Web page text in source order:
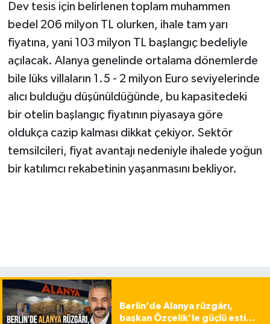
Dev tesis için belirlenen toplam muhammen
bedel 206 milyon TL olurken, ihale tam yarı
fiyatına, yani 103 milyon TL başlangıç bedeliyle
açılacak. Alanya genelinde ortalama dönemlerde
bile lüks villaların 1.5 - 2 milyon Euro seviyelerinde
alıcı bulduğu düşünüldüğünde, bu kapasitedeki
bir otelin başlangıç fiyatının piyasaya göre
oldukça cazip kalması dikkat çekiyor. Sektör
temsilcileri, fiyat avantajı nedeniyle ihalede yoğun
bir katılımcı rekabetinin yaşanmasını bekliyor.
Berlin’de Alanya rüzgârı,
başkan Özçelik’le güçlü esti…